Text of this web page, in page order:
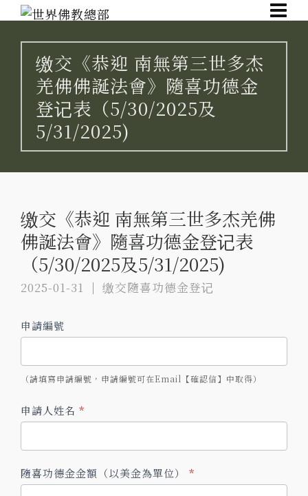
缴交《恭迎 南無第三世多杰
羌佛佛誕法會》隨喜功德金
登记表（5/30/2025及
5/31/2025)
缴交《恭迎 南無第三世多杰羌佛
佛誕法會》隨喜功德金登记表
（5/30/2025及5/31/2025)
2025-01-31 缴交隨喜功德金登记
中
文-
缴
交
喜
德
金
登
申請編號
（請填寫申請編號，申請編號可在Email【確認信】中取得）
申請人姓名 *
隨喜功德金金額（以美金為單位） *